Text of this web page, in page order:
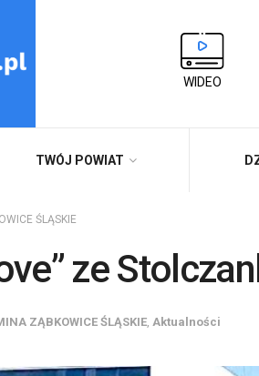
WIDEO
TWÓJ POWIAT
ŚLĄSKIE
ze
ZĄBKOWICE ŚLĄSKIE Aktualności